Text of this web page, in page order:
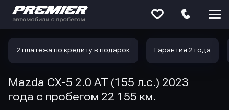
2 платежа по кредиту в подарок Гарантия 2 года
Mazda CX-5 2.0 AT (155 л.с.) 2023
года с пробегом 22 155 км.